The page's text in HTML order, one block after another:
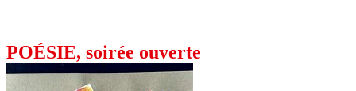
POÉSIE, soirée ouverte